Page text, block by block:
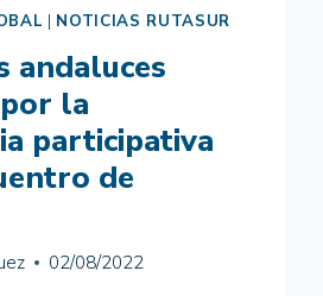
NOTICIAS RUTASUR
andaluces
la
participativa
de
02/08/2022